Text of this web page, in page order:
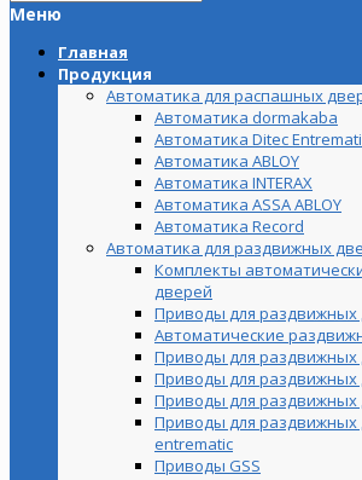
Меню
Главная
Продукция
Автоматика для распашных
Автоматика dormakaba
Автоматика Ditec
Автоматика ABLOY
Автоматика INTERAX
Автоматика ASSA ABLOY
Автоматика Record
Автоматика для раздвижных
Комплекты
дверей
Приводы для раздвижных
Автоматические
Приводы для раздвижных
Приводы для раздвижных
Приводы для раздвижных
Приводы для раздвижных
entrematic
Приводы GSS